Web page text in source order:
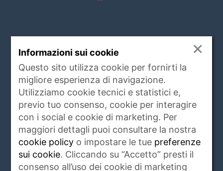
www.animalidacompagnia.it è il portale che
soddisfa le esigenze dei proprietari di PET,
trait d'union tra proprietario e veterinari,
istituzioni, allevatori ed operatori del settore.
Raccoglie ogni giorno notizie di attualità,
igiene e salute, rubriche, eventi e servizi
riguardanti gli animali da compagnia e non
solo.Leggi di più
Informazioni sui cookie ×
Questo sito utilizza cookie per fornirti la
migliore esperienza di navigazione.
Utilizziamo cookie tecnici e statistici e,
previo tuo consenso, cookie per interagire
con i social e cookie di marketing. Per
maggiori dettagli puoi consultare la nostra
cookie policy o impostare le tue preferenze
sui cookie. Cliccando su “Accetto” presti il
consenso all’uso dei cookie di marketing